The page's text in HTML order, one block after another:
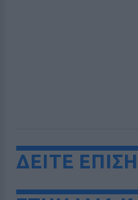
ΔΕΙΤΕ